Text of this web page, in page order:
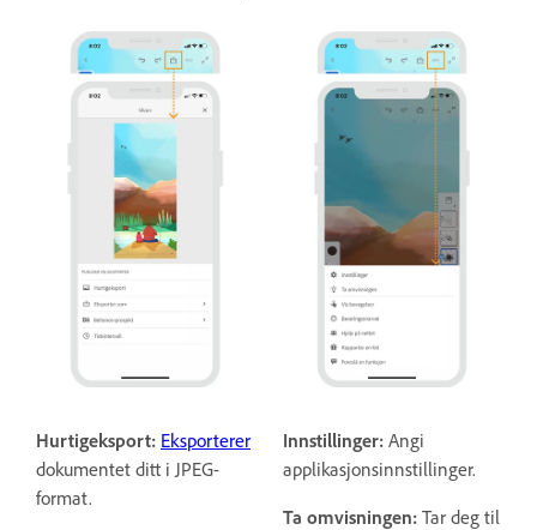
Hurtigeksport: Eksporterer
dokumentet ditt i JPEG-
format.
Innstillinger: Angi
applikasjonsinnstillinger.
Ta omvisningen: Tar deg til